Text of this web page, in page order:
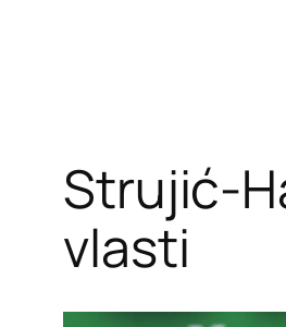
Strujić-
vlasti